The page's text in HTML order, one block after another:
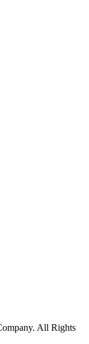
All Rights